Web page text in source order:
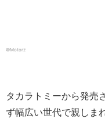
©️Motorz
タカラトミーから発売
ず幅広い世代で親しま